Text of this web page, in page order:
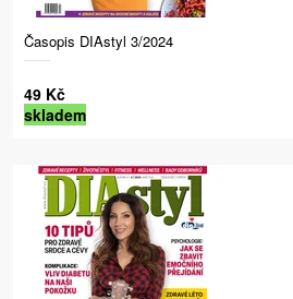
Časopis DIAstyl 3/2024
49 Kč
skladem